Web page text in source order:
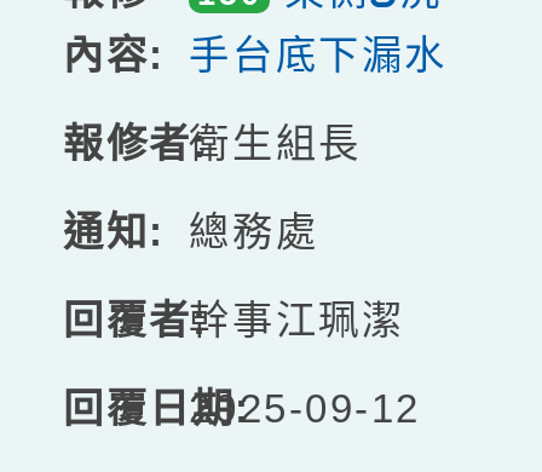
手台底下漏水
衛生組長
總務處
幹事江珮潔
2025-09-12